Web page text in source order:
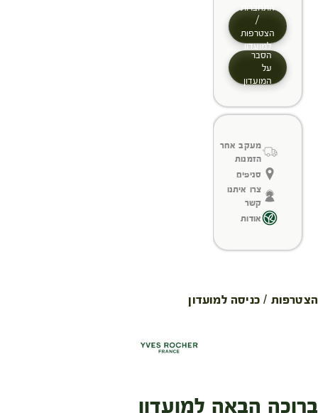
התחברות
/
הצטרפות
למועדון
הסבר
על
המועדון
מעקב אחר
הזמנות
סניפים
צרו איתנו
קשר
אודות
הצטרפות / כניסה למועדון